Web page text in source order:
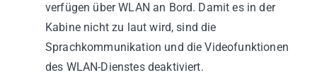
verfügen über WLAN an Bord. Damit es in der
Kabine nicht zu laut wird, sind die
Sprachkommunikation und die Videofunktionen
des WLAN-Dienstes deaktiviert.